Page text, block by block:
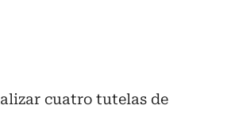
cuatro tutelas de